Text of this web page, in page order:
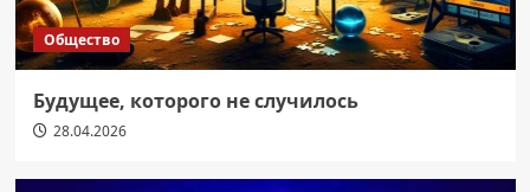
Общество
Будущее, которого не случилось
28.04.2026